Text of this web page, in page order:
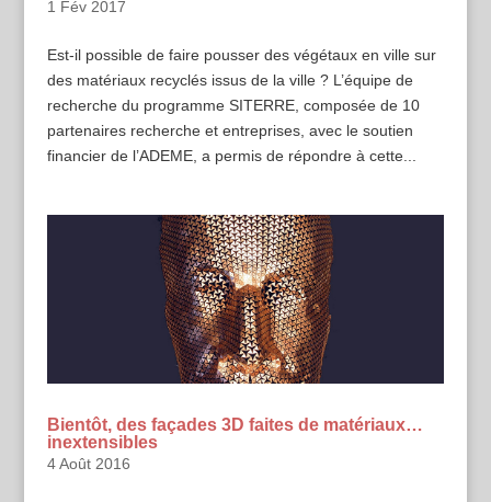
1 Fév 2017
Est-il possible de faire pousser des végétaux en ville sur
des matériaux recyclés issus de la ville ? L’équipe de
recherche du programme SITERRE, composée de 10
partenaires recherche et entreprises, avec le soutien
financier de l’ADEME, a permis de répondre à cette...
Bientôt, des façades 3D faites de matériaux…
inextensibles
4 Août 2016